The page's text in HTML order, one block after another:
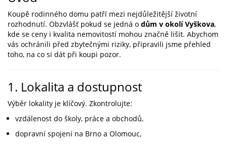
Koupě rodinného domu patří mezi nejdůležitější životní
rozhodnutí. Obzvlášť pokud se jedná o dům v okolí Vyškova,
kde se ceny i kvalita nemovitostí mohou značně lišit. Abychom
vás ochránili před zbytečnými riziky, připravili jsme přehled
toho, na co si dát při koupi pozor.
1. Lokalita a dostupnost
Výběr lokality je klíčový. Zkontrolujte:
vzdálenost do školy, práce a obchodů,
dopravní spojení na Brno a Olomouc,